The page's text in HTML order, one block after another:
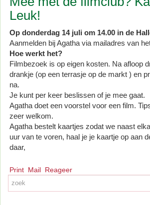
Leuk!
Op donderdag 14 juli om 14.00 in de
Aanmelden bij Agatha via mailadres van
Hoe werkt het?
Filmbezoek is op eigen kosten. Na afloop
drankje (op een terrasje op de markt ) en
na.
Je kunt per keer beslissen of je mee gaat.
Agatha doet een voorstel voor een film.
zeer welkom.
Agatha bestelt kaartjes zodat we naast
uur van te voren, haal je je kaartje op aan
daar,
Print Mail Reageer